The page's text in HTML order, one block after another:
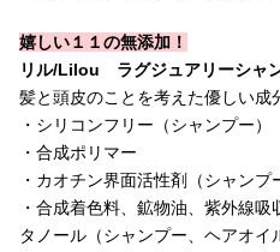
嬉しい１１の無添加！
リル/Lilou ラグジュアリーシャ
髪と頭皮のことを考えた優しい成
・シリコンフリー（シャンプー）
・合成ポリマー
・カオチン界面活性剤（シャンプ
・合成着色料、鉱物油、紫外線
タノール（シャンプー、ヘアオイ